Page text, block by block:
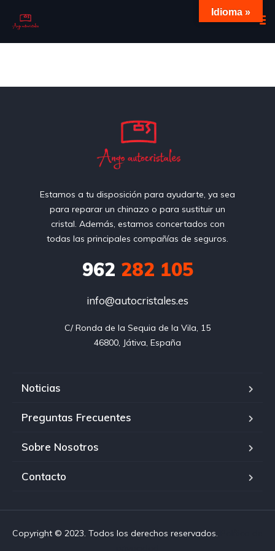
Estamos a tu disposición para ayudarte, ya sea
para reparar un chinazo o para sustituir un
cristal. Además, estamos concertados con
todas las principales compañías de seguros.
962 282 105
info@autocristales.es
C/ Ronda de la Sequia de la Vila, 15
46800, Játiva, España
Noticias
Preguntas Frecuentes
Sobre Nosotros
Contacto
Copyright © 2023. Todos los derechos reservados.
Idioma »